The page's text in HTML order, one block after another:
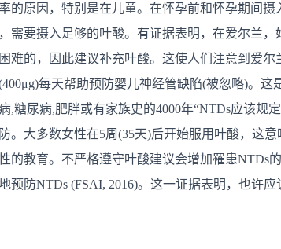
的原因，特别是在儿童。在怀孕前和怀孕期间
需要摄入足够的叶酸。有证据表明，在爱尔兰
难的，因此建议补充叶酸。这使人们注意到爱
每天帮助预防婴儿神经管缺陷(被忽略)。
,糖尿病,肥胖或有家族史的4000年“NTDs应该规
。大多数女性在5周(35天)后开始服用叶酸，这
的教育。不严格遵守叶酸建议会增加罹患NTDs
预防NTDs (FSAI, 2016)。这一证据表明，也许